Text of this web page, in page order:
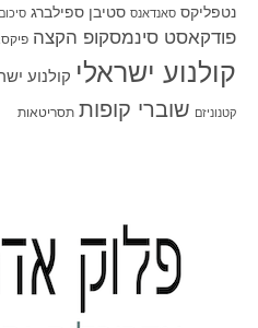
נטפליקס סאנדאנס סטיבן ספילברג
פודקאסט סינמסקופ הקצה
קולנוע ישראלי קולנוע
קטנוניזם שוברי קופות תסריטאות